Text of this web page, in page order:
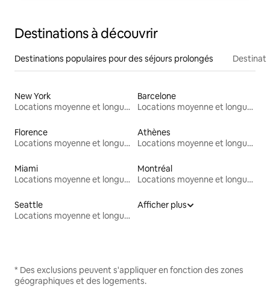
Destinations à découvrir
Destinations populaires pour des séjours prolongés
New York
Locations moyenne et longue durée
Barcelone
Locations moyenne et longue durée
Florence
Locations moyenne et longue durée
Athènes
Locations moyenne et longue durée
Miami
Locations moyenne et longue durée
Montréal
Locations moyenne et longue durée
Seattle
Locations moyenne et longue durée
Afficher plus
* Des exclusions peuvent s'appliquer en fonction des zones
géographiques et des logements.